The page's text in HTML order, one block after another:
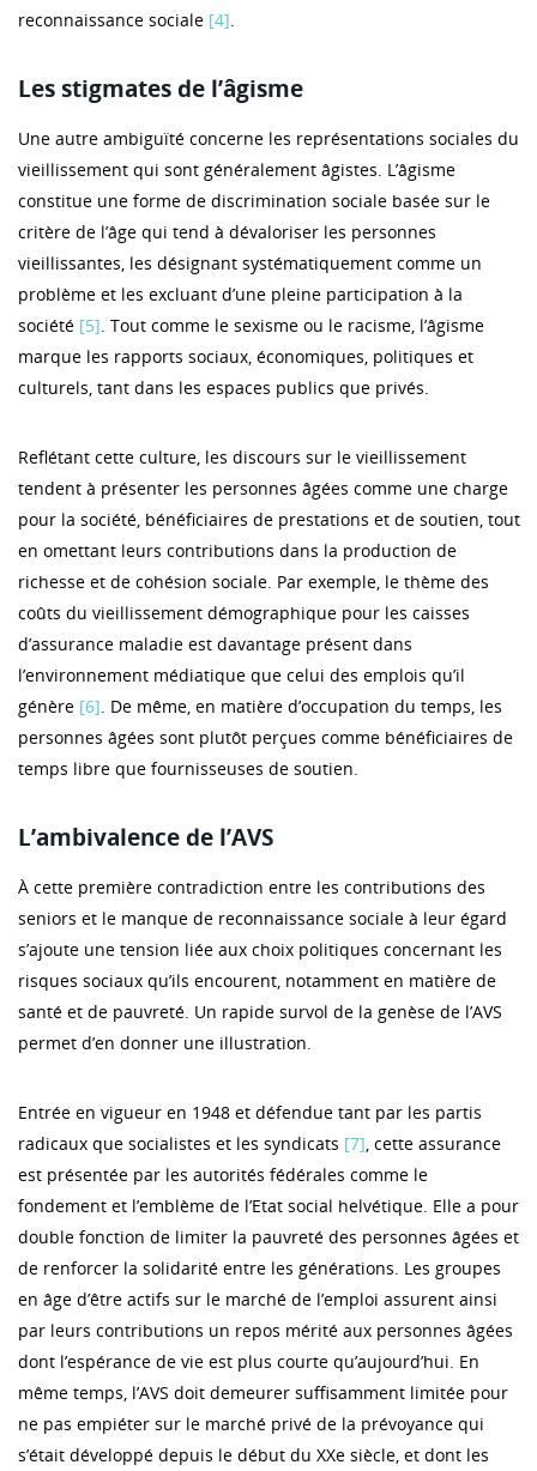
reconnaissance sociale [4].
Les stigmates de l’âgisme
Une autre ambiguïté concerne les représentations sociales du
vieillissement qui sont généralement âgistes. L’âgisme
constitue une forme de discrimination sociale basée sur le
critère de l’âge qui tend à dévaloriser les personnes
vieillissantes, les désignant systématiquement comme un
problème et les excluant d’une pleine participation à la
société [5]. Tout comme le sexisme ou le racisme, l’âgisme
marque les rapports sociaux, économiques, politiques et
culturels, tant dans les espaces publics que privés.
Reflétant cette culture, les discours sur le vieillissement
tendent à présenter les personnes âgées comme une charge
pour la société, bénéficiaires de prestations et de soutien, tout
en omettant leurs contributions dans la production de
richesse et de cohésion sociale. Par exemple, le thème des
coûts du vieillissement démographique pour les caisses
d’assurance maladie est davantage présent dans
l’environnement médiatique que celui des emplois qu’il
génère [6]. De même, en matière d’occupation du temps, les
personnes âgées sont plutôt perçues comme bénéficiaires de
temps libre que fournisseuses de soutien.
L’ambivalence de l’AVS
À cette première contradiction entre les contributions des
seniors et le manque de reconnaissance sociale à leur égard
s’ajoute une tension liée aux choix politiques concernant les
risques sociaux qu’ils encourent, notamment en matière de
santé et de pauvreté. Un rapide survol de la genèse de l’AVS
permet d’en donner une illustration.
Entrée en vigueur en 1948 et défendue tant par les partis
radicaux que socialistes et les syndicats [7], cette assurance
est présentée par les autorités fédérales comme le
fondement et l’emblème de l’Etat social helvétique. Elle a pour
double fonction de limiter la pauvreté des personnes âgées et
de renforcer la solidarité entre les générations. Les groupes
en âge d’être actifs sur le marché de l’emploi assurent ainsi
par leurs contributions un repos mérité aux personnes âgées
dont l’espérance de vie est plus courte qu’aujourd’hui. En
même temps, l’AVS doit demeurer suffisamment limitée pour
ne pas empiéter sur le marché privé de la prévoyance qui
s’était développé depuis le début du XXe siècle, et dont les